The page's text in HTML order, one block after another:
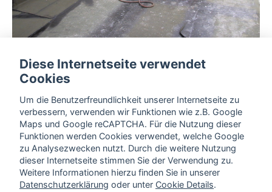
Diese Internetseite verwendet
Cookies
Um die Benutzerfreundlichkeit unserer Internetseite zu
verbessern, verwenden wir Funktionen wie z.B. Google
Maps und Google reCAPTCHA. Für die Nutzung dieser
Funktionen werden Cookies verwendet, welche Google
zu Analysezwecken nutzt. Durch die weitere Nutzung
dieser Internetseite stimmen Sie der Verwendung zu.
Weitere Informationen hierzu finden Sie in unserer
Datenschutzerklärung oder unter Cookie Details.